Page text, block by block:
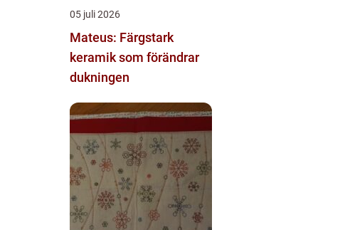
05 juli 2026
Mateus: Färgstark
keramik som förändrar
dukningen